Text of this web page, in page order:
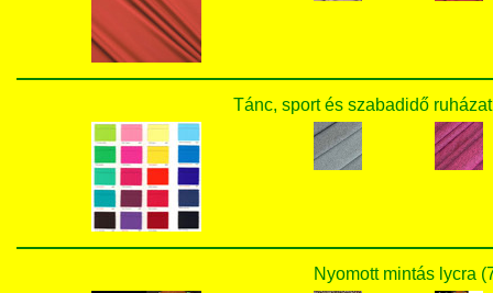
Tánc, sport és szabadidő
Nyomott mintás lycra